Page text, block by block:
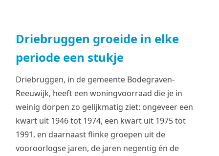
Driebruggen groeide in elke
periode een stukje
Driebruggen, in de gemeente Bodegraven-
Reeuwijk, heeft een woningvoorraad die je in
weinig dorpen zo gelijkmatig ziet: ongeveer een
kwart uit 1946 tot 1974, een kwart uit 1975 tot
1991, en daarnaast flinke groepen uit de
vooroorlogse jaren, de jaren negentig én de